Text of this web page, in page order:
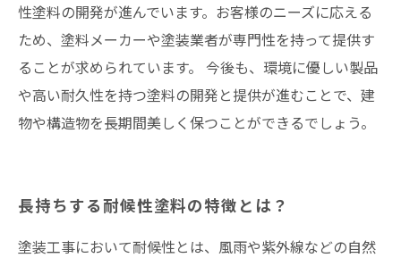
性塗料の開発が進んでいます。お客様のニーズに応える
ため、塗料メーカーや塗装業者が専門性を持って提供す
ることが求められています。 今後も、環境に優しい製品
や高い耐久性を持つ塗料の開発と提供が進むことで、建
物や構造物を長期間美しく保つことができるでしょう。
長持ちする耐候性塗料の特徴とは？
塗装工事において耐候性とは、風雨や紫外線などの自然